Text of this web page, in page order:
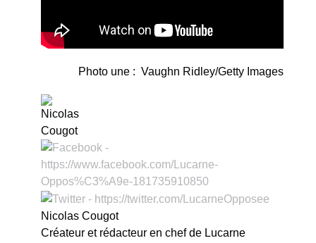
Photo une : Vaughn Ridley/Getty Images
Nicolas Cougot
Créateur et rédacteur en chef de Lucarne